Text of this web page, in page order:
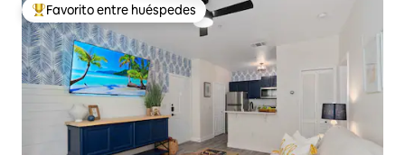
Favorito entre huéspedes preferido
Favorito entre huéspedes